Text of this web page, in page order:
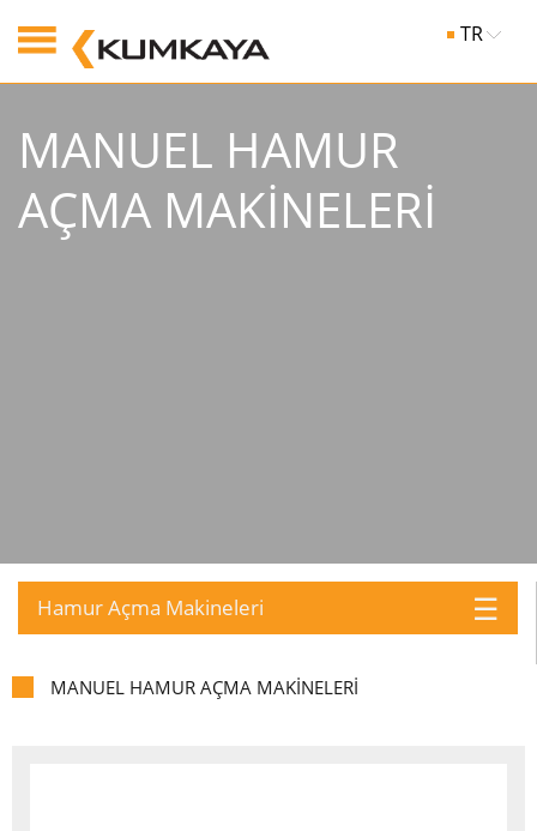
TR
MANUEL HAMUR
AÇMA MAKİNELERİ
Hamur Açma Makineleri ☰
MANUEL HAMUR AÇMA MAKİNELERİ